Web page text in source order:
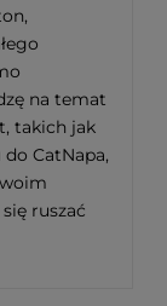
na temat
takich jak
CatNapa,
ruszać